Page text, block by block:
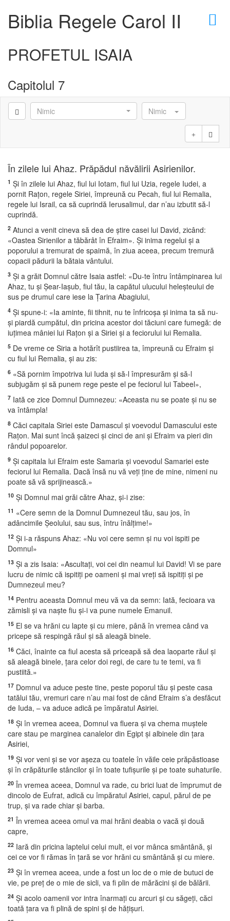
×
Biblia Regele Carol II
PROFETUL ISAIA
Capitolul 7
Nimic Nimic
În zilele lui Ahaz. Prăpădul năvălirii Asirienilor.
1 Şi în zilele lui Ahaz, fiul lui Iotam, fiul lui Uzia, regele Iudei, a
pornit Raţon, regele Siriei, împreună cu Pecah, fiul lui Remalia,
regele lui Israil, ca să cuprindă Ierusalimul, dar n’au izbutit să-l
cuprindă.
2 Atunci a venit cineva să dea de ştire casei lui David, zicând:
«Oastea Sirienilor a tăbărât în Efraim». Şi inima regelui şi a
poporului a tremurat de spaimă, în ziua aceea, precum tremură
copacii pădurii la bătaia vântului.
3 Şi a grăit Domnul către Isaia astfel: «Du-te întru întâmpinarea lui
Ahaz, tu şi Şear-Iaşub, fiul tău, la capătul ulucului heleşteului de
sus pe drumul care iese la Ţarina Abagiului,
4 Şi spune-i: «Ia aminte, fii tihnit, nu te înfricoşa şi inima ta să nu-
şi piardă cumpătul, din pricina acestor doi tăciuni care fumegă: de
iuţimea mâniei lui Raţon şi a Siriei şi a feciorului lui Remalia.
5 De vreme ce Siria a hotărît pustiirea ta, împreună cu Efraim şi
cu fiul lui Remalia, şi au zis:
6 «Să pornim împotriva lui Iuda şi să-l împresurăm şi să-l
subjugăm şi să punem rege peste el pe feciorul lui Tabeel»,
7 Iată ce zice Domnul Dumnezeu: «Aceasta nu se poate şi nu se
va întâmpla!
8 Căci capitala Siriei este Damascul şi voevodul Damascului este
Raţon. Mai sunt încă şaizeci şi cinci de ani şi Efraim va pieri din
rândul popoarelor.
9 Şi capitala lui Efraim este Samaria şi voevodul Samariei este
feciorul lui Remalia. Dacă însă nu vă veţi ţine de mine, nimeni nu
poate să vă sprijinească.»
10 Şi Domnul mai grăi către Ahaz, şi-i zise:
11 «Cere semn de la Domnul Dumnezeul tău, sau jos, în
adâncimile Şeolului, sau sus, întru înălţime!»
12 Şi i-a răspuns Ahaz: «Nu voi cere semn şi nu voi ispiti pe
Domnul»
13 Şi a zis Isaia: «Ascultaţi, voi cei din neamul lui David! Vi se pare
lucru de nimic că ispitiţi pe oameni şi mai vreţi să ispitiţi şi pe
Dumnezeul meu?
14 Pentru aceasta Domnul meu vă va da semn: Iată, fecioara va
zămisli şi va naşte fiu şi-i va pune numele Emanuil.
15 El se va hrăni cu lapte şi cu miere, până în vremea când va
pricepe să respingă răul şi să aleagă binele.
16 Căci, înainte ca fiul acesta să priceapă să dea laoparte răul şi
să aleagă binele, ţara celor doi regi, de care tu te temi, va fi
pustiită.»
17 Domnul va aduce peste tine, peste poporul tău şi peste casa
tatălui tău, vremuri care n’au mai fost de când Efraim s’a desfăcut
de Iuda, – va aduce adică pe împăratul Asiriei.
18 Şi în vremea aceea, Domnul va fluera şi va chema muştele
care stau pe marginea canalelor din Egipt şi albinele din ţara
Asiriei,
19 Şi vor veni şi se vor aşeza cu toatele în văile ceie prăpăstioase
şi în crăpăturile stâncilor şi în toate tufişurile şi pe toate suhaturile.
20 În vremea aceea, Domnul va rade, cu brici luat de împrumut de
dincolo de Eufrat, adică cu împăratul Asiriei, capul, părul de pe
trup, şi va rade chiar şi barba.
21 În vremea aceea omul va mai hrăni deabia o vacă şi două
capre,
22 Iară din pricina laptelui celui mult, ei vor mânca smântână, şi
cei ce vor fi rămas în ţară se vor hrăni cu smântână şi cu miere.
23 Şi în vremea aceea, unde a fost un loc de o mie de butuci de
vie, pe preţ de o mie de sicli, va fi plin de mărăcini şi de bălării.
24 Şi acolo oamenii vor intra înarmaţi cu arcuri şi cu săgeţi, căci
toată ţara va fi plină de spini şi de hăţişuri.